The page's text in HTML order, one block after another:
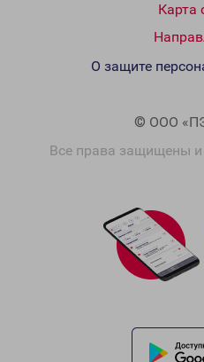
Карта
© ООО
Все права защищены
О защите